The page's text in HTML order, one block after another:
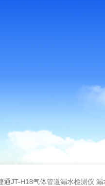
通JT-H18气体管道漏水检测仪 漏